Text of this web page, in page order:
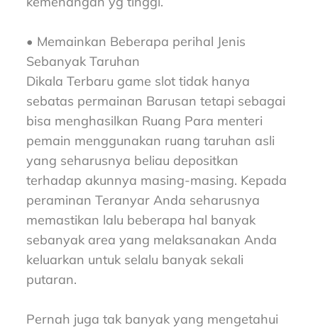
• Memainkan Beberapa perihal Jenis
Sebanyak Taruhan
Dikala Terbaru game slot tidak hanya
sebatas permainan Barusan tetapi sebagai
bisa menghasilkan Ruang Para menteri
pemain menggunakan ruang taruhan asli
yang seharusnya beliau depositkan
terhadap akunnya masing-masing. Kepada
peraminan Teranyar Anda seharusnya
memastikan lalu beberapa hal banyak
sebanyak area yang melaksanakan Anda
keluarkan untuk selalu banyak sekali
putaran.
Pernah juga tak banyak yang mengetahui